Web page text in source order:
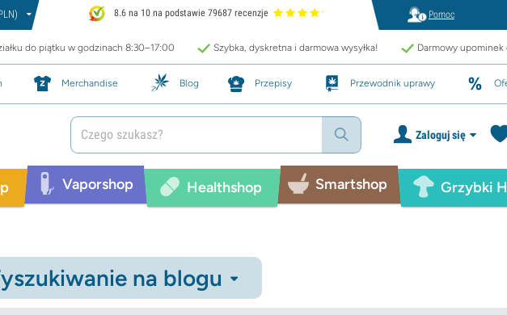
8.6 na 10 na podstawie 79687 recenzje Pomoc
do piątku w godzinach 8:30–17:00 Szybka, dyskretna i darmowa wysyłka! Darmowy
Merchandise Blog Przepisy Przewodnik uprawy
Zaloguj się
Vaporshop Healthshop Smartshop Grzybki
na blogu